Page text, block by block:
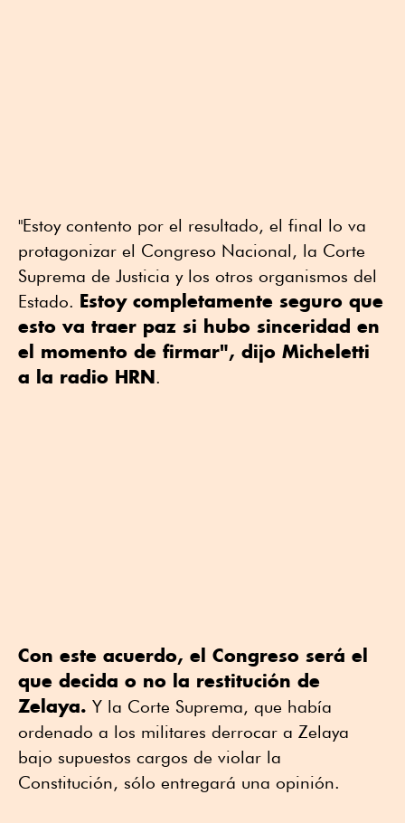
"Estoy contento por el resultado, el final lo va
protagonizar el Congreso Nacional, la Corte
Suprema de Justicia y los otros organismos del
Estado. Estoy completamente seguro que
esto va traer paz si hubo sinceridad en
el momento de firmar", dijo Micheletti
a la radio HRN.
Con este acuerdo, el Congreso será el
que decida o no la restitución de
Zelaya. Y la Corte Suprema, que había
ordenado a los militares derrocar a Zelaya
bajo supuestos cargos de violar la
Constitución, sólo entregará una opinión.